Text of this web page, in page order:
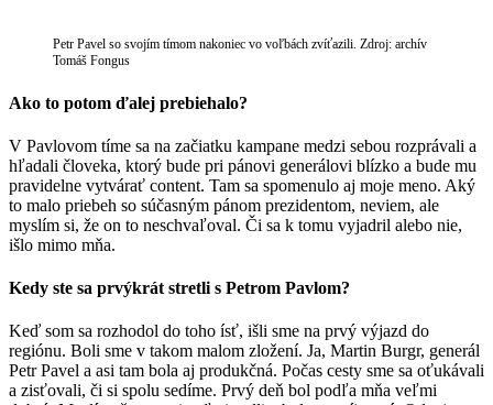
Petr Pavel so svojím tímom nakoniec vo voľbách zvíťazili. Zdroj: archív
Tomáš Fongus
Ako to potom ďalej prebiehalo?
V Pavlovom tíme sa na začiatku kampane medzi sebou rozprávali a
hľadali človeka, ktorý bude pri pánovi generálovi blízko a bude mu
pravidelne vytvárať content. Tam sa spomenulo aj moje meno. Aký
to malo priebeh so súčasným pánom prezidentom, neviem, ale
myslím si, že on to neschvaľoval. Či sa k tomu vyjadril alebo nie,
išlo mimo mňa.
Kedy ste sa prvýkrát stretli s Petrom Pavlom?
Keď som sa rozhodol do toho ísť, išli sme na prvý výjazd do
regiónu. Boli sme v takom malom zložení. Ja, Martin Burgr, generál
Petr Pavel a asi tam bola aj produkčná. Počas cesty sme sa oťukávali
a zisťovali, či si spolu sedíme. Prvý deň bol podľa mňa veľmi